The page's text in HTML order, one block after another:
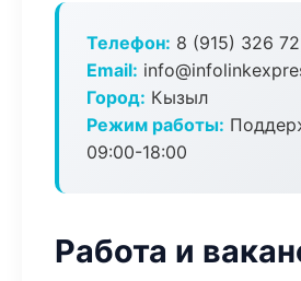
Телефон: 8 (915) 326
Email:
Город: Кызыл
Режим работы:
09:00-18:00
Работа и